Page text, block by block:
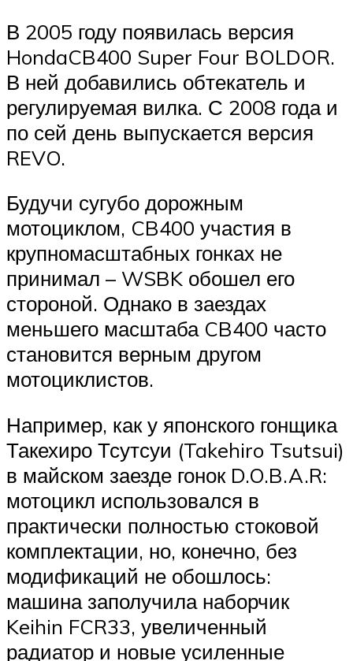
В 2005 году появилась версия
HondaCB400 Super Four BOLDOR.
В ней добавились обтекатель и
регулируемая вилка. С 2008 года и
по сей день выпускается версия
REVO.
Будучи сугубо дорожным
мотоциклом, CB400 участия в
крупномасштабных гонках не
принимал – WSBK обошел его
стороной. Однако в заездах
меньшего масштаба CB400 часто
становится верным другом
мотоциклистов.
Например, как у японского гонщика
Такехиро Тсутсуи (Takehiro Tsutsui)
в майском заезде гонок D.O.B.A.R:
мотоцикл использовался в
практически полностью стоковой
комплектации, но, конечно, без
модификаций не обошлось:
машина заполучила наборчик
Keihin FCR33, увеличенный
радиатор и новые усиленные